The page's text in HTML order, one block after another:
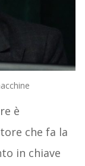
è
che fa la
in chiave